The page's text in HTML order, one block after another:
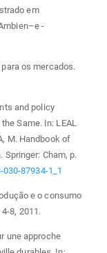
em
-
para os mercados.
and policy
Same. In: LEAL
M. Handbook of
Springer: Cham, p.
87934-1_1
e o consumo
8, 2011.
une approche